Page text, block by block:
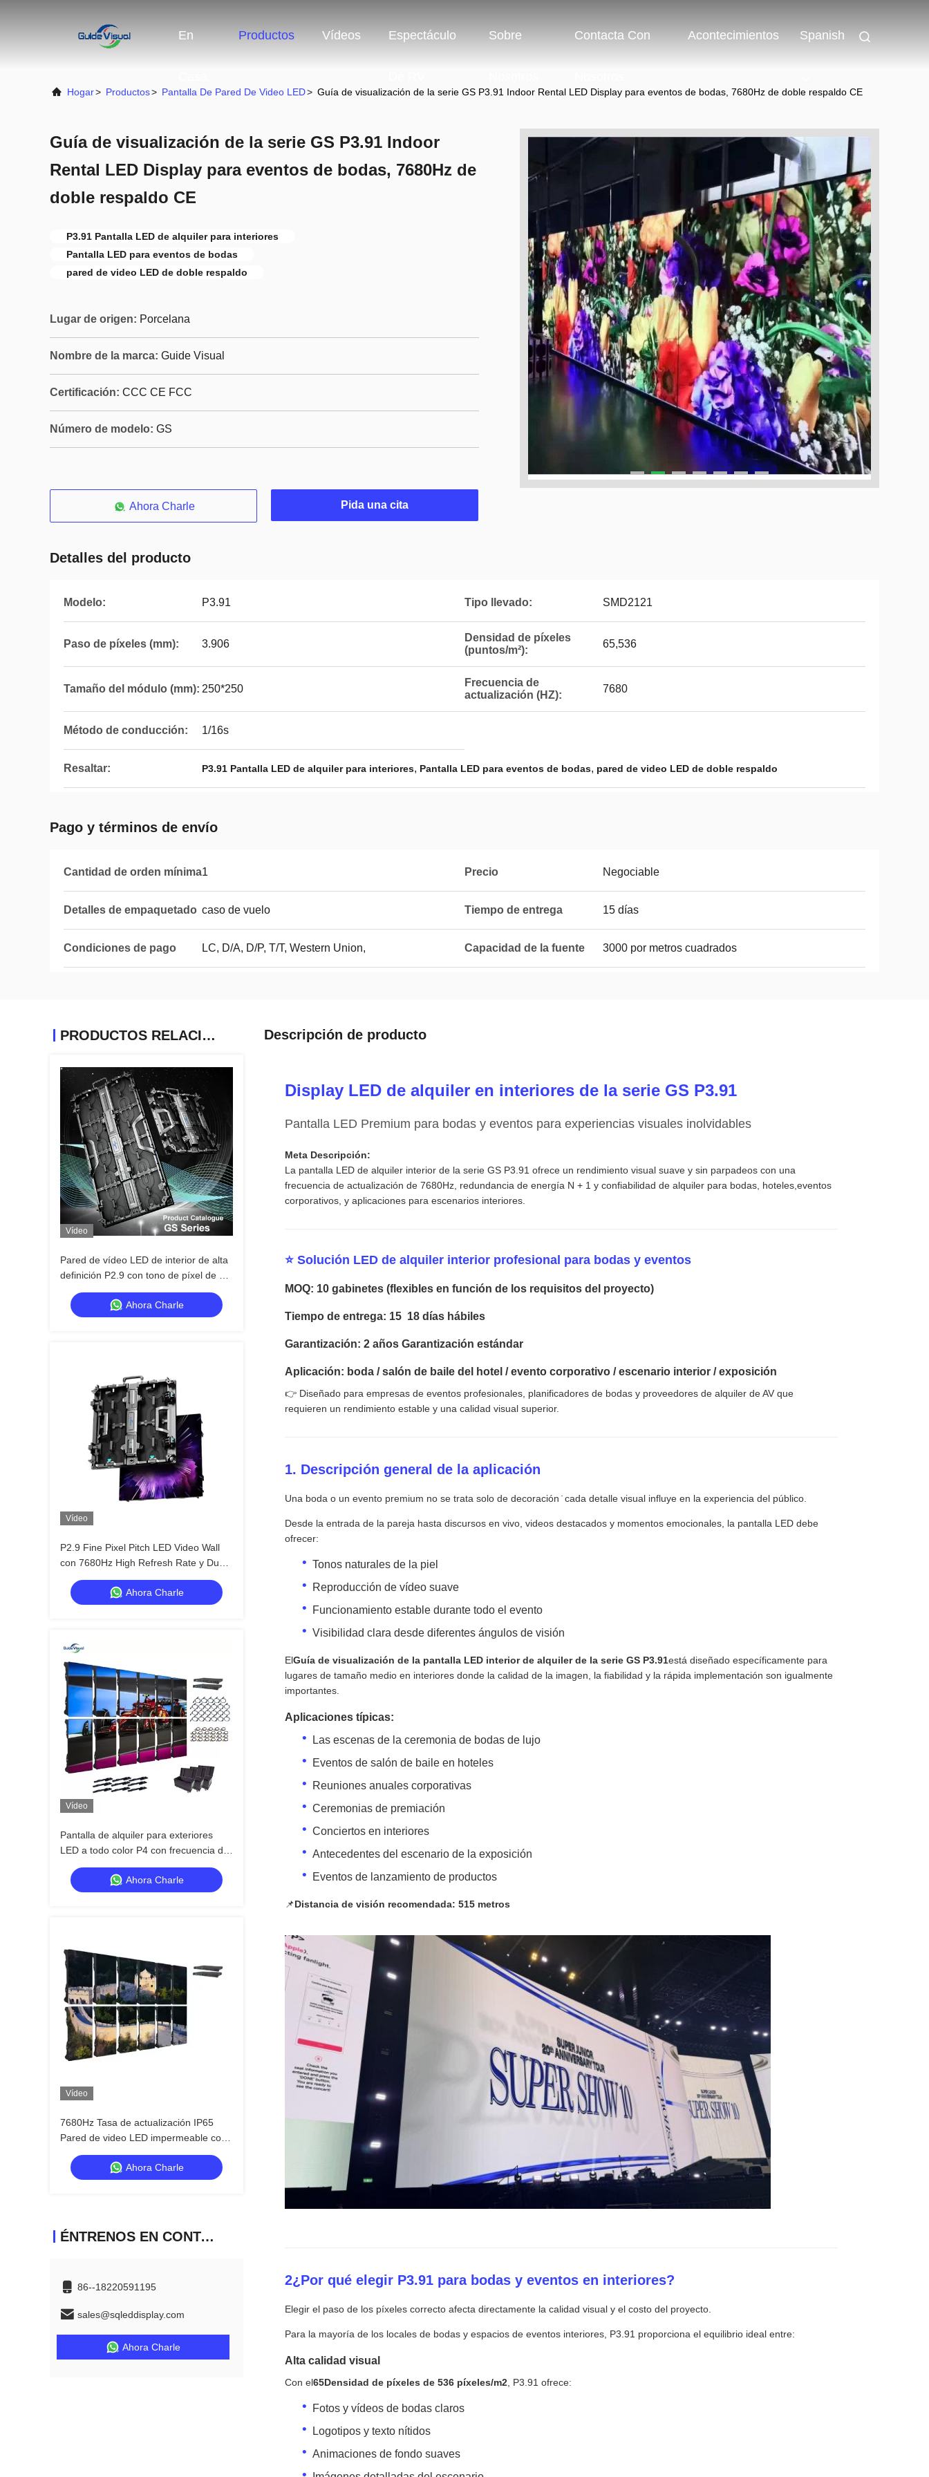
En Productos Vídeos Espectáculo Sobre Contacta Con Acontecimientos Spanish
Hogar> Productos> Pantalla De Pared De Video LED> Guía de visualización de la serie GS P3.91 Indoor Rental LED Display para eventos de bodas, 7680Hz de doble respaldo CE
Guía de visualización de la serie GS P3.91 Indoor
Rental LED Display para eventos de bodas, 7680Hz de
doble respaldo CE
P3.91 Pantalla LED de alquiler para interiores
Pantalla LED para eventos de bodas
pared de video LED de doble respaldo
Lugar de origen: Porcelana
Nombre de la marca: Guide Visual
Certificación: CCC CE FCC
Número de modelo: GS
Ahora Charle Pida una cita
Detalles del producto
Modelo: P3.91 Tipo llevado: SMD2121
Paso de píxeles (mm): 3.906
Densidad de píxeles
(puntos/m²):
65,536
Tamaño del módulo (mm): 250*250
Frecuencia de
actualización (HZ):
7680
Método de conducción: 1/16s
Resaltar: P3.91 Pantalla LED de alquiler para interiores, Pantalla LED para eventos de bodas, pared de video LED de doble respaldo
Pago y términos de envío
Cantidad de orden mínima1 Precio Negociable
Detalles de empaquetado caso de vuelo Tiempo de entrega 15 días
Condiciones de pago LC, D/A, D/P, T/T, Western Union, Capacidad de la fuente 3000 por metros cuadrados
PRODUCTOS RELACIONADOS
Vídeo
Pared de vídeo LED de interior de alta
definición P2.9 con tono de píxel de 2.9
mm 3840 Hz y velocidad de
actualización y brillo de 4500 cd / m2
Ahora Charle
Vídeo
P2.9 Fine Pixel Pitch LED Video Wall
con 7680Hz High Refresh Rate y Dual
Power & Signal Backup para eventos
de escenario
Ahora Charle
Vídeo
Pantalla de alquiler para exteriores
LED a todo color P4 con frecuencia de
actualización de 7680 Hz e
impermeabilidad IP65 para pantalla de
pared de video HD
Ahora Charle
Vídeo
7680Hz Tasa de actualización IP65
Pared de video LED impermeable con
gabinete de aluminio fundido para
eventos profesionalesAhora Charle
ÉNTRENOS EN CONTACTO CON
86--18220591195
sales@sqleddisplay.com
Ahora Charle
Descripción de producto
Display LED de alquiler en interiores de la serie GS P3.91
Pantalla LED Premium para bodas y eventos para experiencias visuales inolvidables
Meta Descripción:
La pantalla LED de alquiler interior de la serie GS P3.91 ofrece un rendimiento visual suave y sin parpadeos con una
frecuencia de actualización de 7680Hz, redundancia de energía N + 1 y confiabilidad de alquiler para bodas, hoteles,eventos
corporativos, y aplicaciones para escenarios interiores.
⭐ Solución LED de alquiler interior profesional para bodas y eventos
MOQ: 10 gabinetes (flexibles en función de los requisitos del proyecto)
Tiempo de entrega: 15  18 días hábiles
Garantización: 2 años Garantización estándar
Aplicación: boda / salón de baile del hotel / evento corporativo / escenario interior / exposición
👉 Diseñado para empresas de eventos profesionales, planificadores de bodas y proveedores de alquiler de AV que
requieren un rendimiento estable y una calidad visual superior.
1. Descripción general de la aplicación
Una boda o un evento premium no se trata solo de decoración ̇ cada detalle visual influye en la experiencia del público.
Desde la entrada de la pareja hasta discursos en vivo, videos destacados y momentos emocionales, la pantalla LED debe
ofrecer:
Tonos naturales de la piel
Reproducción de vídeo suave
Funcionamiento estable durante todo el evento
Visibilidad clara desde diferentes ángulos de visión
ElGuía de visualización de la pantalla LED interior de alquiler de la serie GS P3.91está diseñado específicamente para
lugares de tamaño medio en interiores donde la calidad de la imagen, la fiabilidad y la rápida implementación son igualmente
importantes.
Aplicaciones típicas:
Las escenas de la ceremonia de bodas de lujo
Eventos de salón de baile en hoteles
Reuniones anuales corporativas
Ceremonias de premiación
Conciertos en interiores
Antecedentes del escenario de la exposición
Eventos de lanzamiento de productos
📌Distancia de visión recomendada: 515 metros
2¿Por qué elegir P3.91 para bodas y eventos en interiores?
Elegir el paso de los píxeles correcto afecta directamente la calidad visual y el costo del proyecto.
Para la mayoría de los locales de bodas y espacios de eventos interiores, P3.91 proporciona el equilibrio ideal entre:
Alta calidad visual
Con el65Densidad de píxeles de 536 píxeles/m2 , P3.91 ofrece:
Fotos y vídeos de bodas claros
Logotipos y texto nítidos
Animaciones de fondo suaves